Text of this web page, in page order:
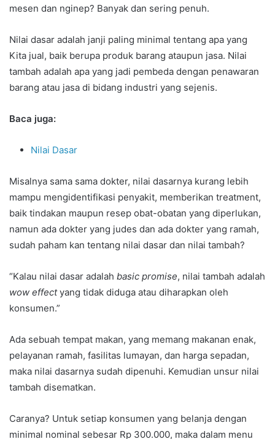
mesen dan nginep? Banyak dan sering penuh.
Nilai dasar adalah janji paling minimal tentang apa yang
Kita jual, baik berupa produk barang ataupun jasa. Nilai
tambah adalah apa yang jadi pembeda dengan penawaran
barang atau jasa di bidang industri yang sejenis.
Baca juga:
Nilai Dasar
Misalnya sama sama dokter, nilai dasarnya kurang lebih
mampu mengidentifikasi penyakit, memberikan treatment,
baik tindakan maupun resep obat-obatan yang diperlukan,
namun ada dokter yang judes dan ada dokter yang ramah,
sudah paham kan tentang nilai dasar dan nilai tambah?
“Kalau nilai dasar adalah basic promise, nilai tambah adalah
wow effectyang tidak diduga atau diharapkan oleh
konsumen.”
Ada sebuah tempat makan, yang memang makanan enak,
pelayanan ramah, fasilitas lumayan, dan harga sepadan,
maka nilai dasarnya sudah dipenuhi. Kemudian unsur nilai
tambah disematkan.
Caranya? Untuk setiap konsumen yang belanja dengan
minimal nominal sebesar Rp 300.000, maka dalam menu